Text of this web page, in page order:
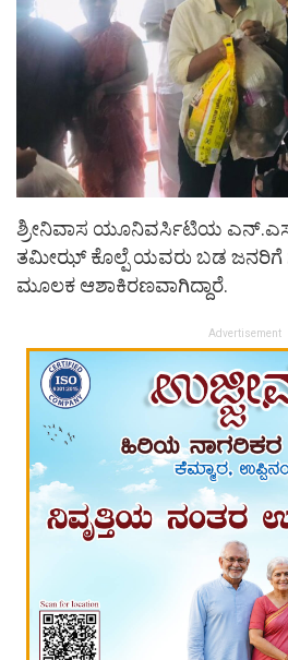
ಶ್ರೀನಿವಾಸ ಯೂನಿವರ್ಸಿಟಿಯ
ತಮೀಝ್ ಕೊಲ್ಪೆ ಯವರು ಬಡ ಜನರಿಗೆ
ಮೂಲಕ ಆಶಾಕಿರಣವಾಗಿದ್ದಾರೆ.
Advertisement